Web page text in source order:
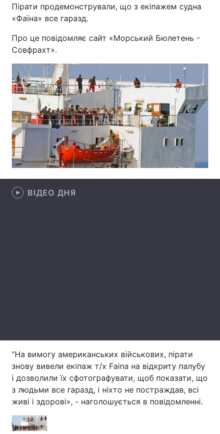
Головна
Екологія Регіони
Лонгріди
Відео з Youtube
Пірати продемонстрували, що з екіпажем судна
«Фаїна» все гаразд.
Про це повідомляє сайт «Морський Бюлетень -
Совфрахт».
ВІДЕО ДНЯ
“На вимогу американських військових, пірати
знову вивели екіпаж т/х Faina на відкриту палубу
і дозволили їх сфотографувати, щоб показати, що
з людьми все гаразд, і ніхто не постраждав, всі
живі і здорові», - наголошується в повідомленні.